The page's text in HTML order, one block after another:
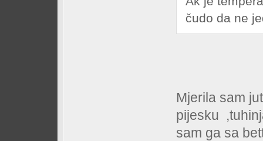
čudo da ne
Mjerila sam
pijesku
sam ga sa